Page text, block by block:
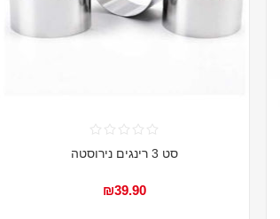
סט 3 רינגים נירוסטה
₪39.90